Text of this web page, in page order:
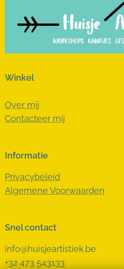
Winkel
Over mij
Contacteer mij
Informatie
Privacybeleid
Algemene Voorwaarden
Snel contact
info@huisjeartistiek.be
+32 473 543133